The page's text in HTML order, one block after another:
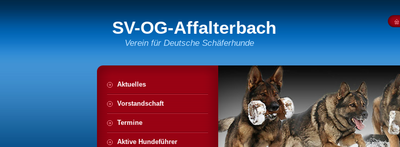
SV-OG-Affalterbach
Verein für Deutsche Schäferhunde
Aktuelles
Vorstandschaft
Termine
Aktive Hundeführer